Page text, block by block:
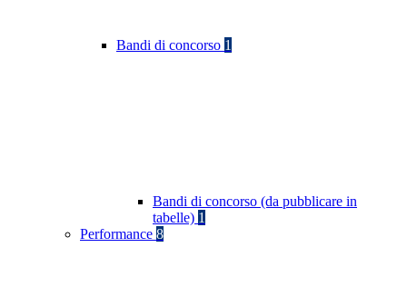
Bandi di concorso 1
Bandi di concorso (da pubblicare in
tabelle) 1
Performance 8